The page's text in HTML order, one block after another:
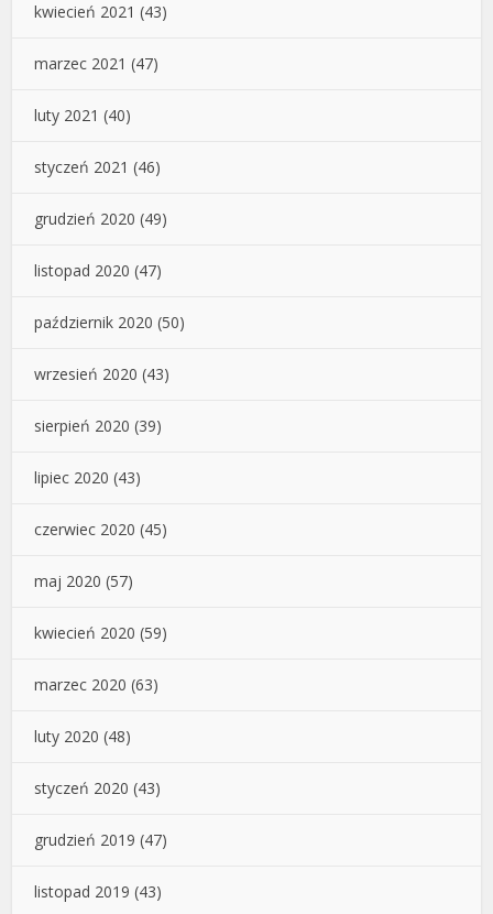
kwiecień 2021 (43)
marzec 2021 (47)
luty 2021 (40)
styczeń 2021 (46)
grudzień 2020 (49)
listopad 2020 (47)
październik 2020 (50)
wrzesień 2020 (43)
sierpień 2020 (39)
lipiec 2020 (43)
czerwiec 2020 (45)
maj 2020 (57)
kwiecień 2020 (59)
marzec 2020 (63)
luty 2020 (48)
styczeń 2020 (43)
grudzień 2019 (47)
listopad 2019 (43)